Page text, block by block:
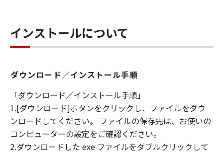
インストールについて
ダウンロード／インストール手順
「ダウンロード／インストール手順」
1.[ダウンロード]ボタンをクリックし、ファイルをダウ
ンロードしてください。 ファイルの保存先は、お使いの
コンピューターの設定をご確認ください。
2.ダウンロードした exe ファイルをダブルクリックして